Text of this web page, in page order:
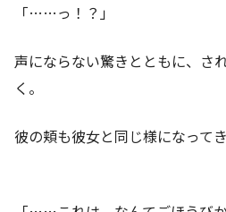
「……っ！？」
声にならない驚きとともに、さ
く。
彼の頬も彼女と同じ様になって